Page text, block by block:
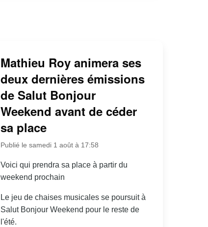
Mathieu Roy animera ses
deux dernières émissions
de Salut Bonjour
Weekend avant de céder
sa place
Publié le samedi 1 août à 17:58
Voici qui prendra sa place à partir du
weekend prochain
Le jeu de chaises musicales se poursuit à
Salut Bonjour Weekend pour le reste de
l'été.